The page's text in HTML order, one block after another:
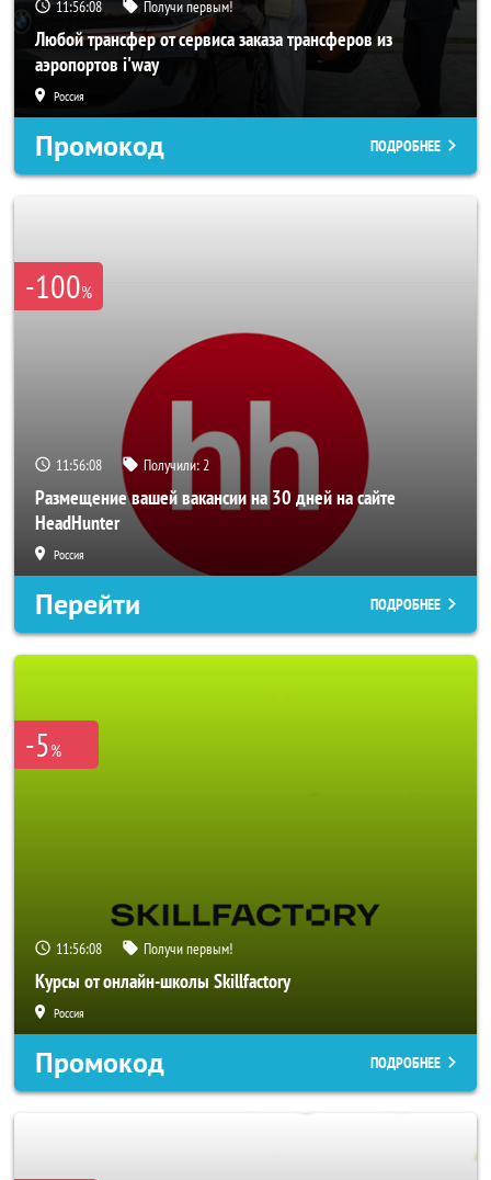
11:56:06 Получи первым!
Любой трансфер от сервиса заказа трансферов из
аэропортов i'way
Россия
Промокод ПОДРОБНЕЕ
-100%
11:56:06 Получили:2
Размещение вашей вакансии на 30 дней на сайте
HeadHunter
Россия
Перейти ПОДРОБНЕЕ
-5%
11:56:06 Получи первым!
Курсы от онлайн-школы Skillfactory
Россия
Промокод ПОДРОБНЕЕ